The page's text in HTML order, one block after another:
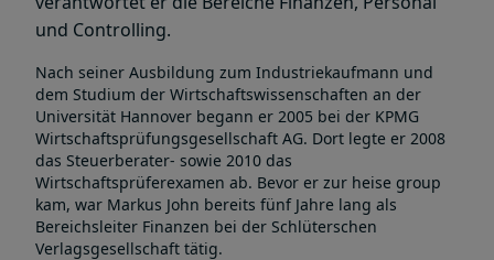
und Controlling.
Nach seiner Ausbildung zum Industriekaufmann und
dem Studium der Wirtschaftswissenschaften an der
Universität Hannover begann er 2005 bei der KPMG
Wirtschaftsprüfungsgesellschaft AG. Dort legte er 2008
das Steuerberater- sowie 2010 das
Wirtschaftsprüferexamen ab. Bevor er zur heise group
kam, war Markus John bereits fünf Jahre lang als
Bereichsleiter Finanzen bei der Schlüterschen
Verlagsgesellschaft tätig.